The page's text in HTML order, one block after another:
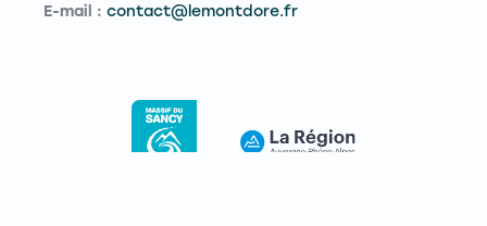
E-mail : contact@lemontdore.fr